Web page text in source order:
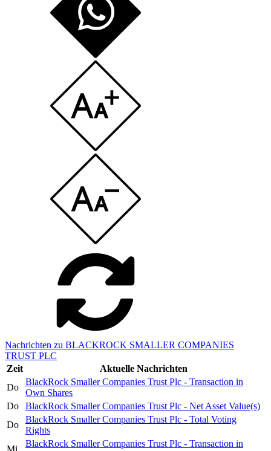
Nachrichten zu BLACKROCK SMALLER COMPANIES
TRUST PLC
Zeit
Aktuelle Nachrichten
Do
BlackRock Smaller Companies Trust Plc - Transaction in
Own Shares
Do
BlackRock Smaller Companies Trust Plc - Net Asset Value(s)
Do
BlackRock Smaller Companies Trust Plc - Total Voting
Rights
Mi
BlackRock Smaller Companies Trust Plc - Transaction in